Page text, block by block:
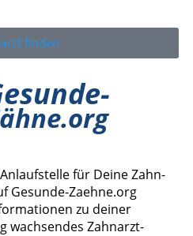
finden
für Deine Zahn-
Gesunde-Zaehne.org
zu deiner
wachsendes Zahnarzt-